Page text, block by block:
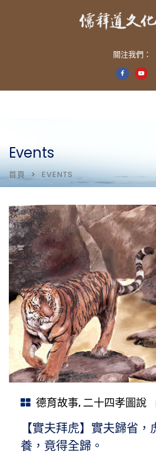
關注我們：
Events
首頁 EVENTS
德育故事, 二十四孝圖說
【實夫拜虎】實夫歸省
養，竟得全歸。